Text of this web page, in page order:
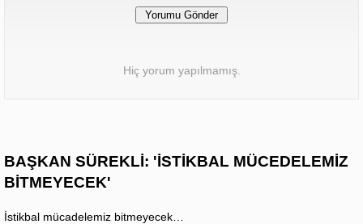
Hiç yorum yapılmamış.
BAŞKAN SÜREKLİ: 'İSTİKBAL MÜCEDELEMİZ
BİTMEYECEK'
İstikbal mücadelemiz bitmeyecek…